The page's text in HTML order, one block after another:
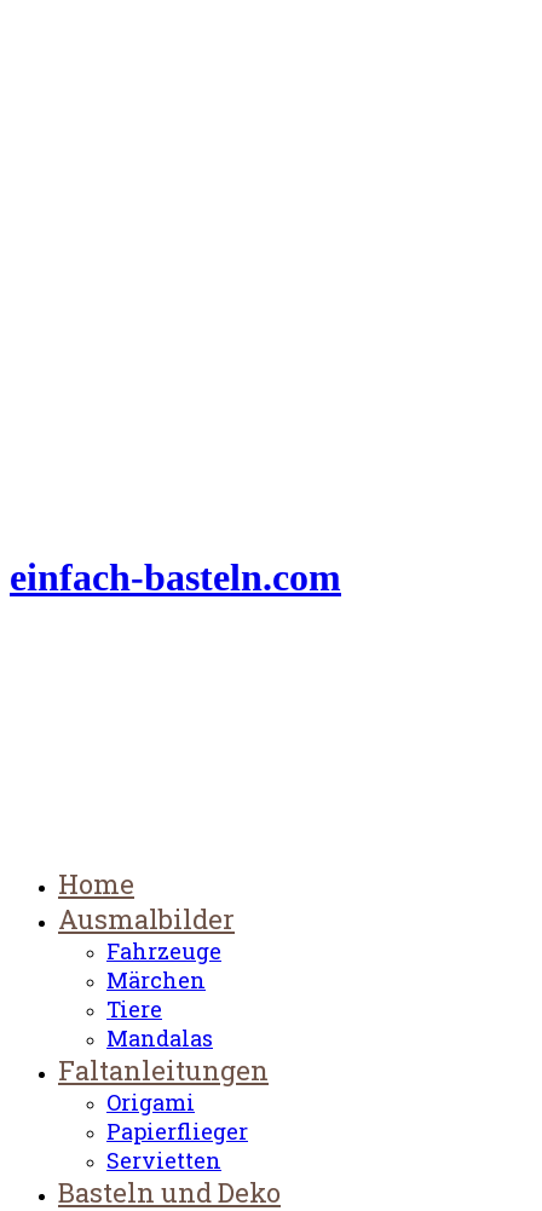
einfach-basteln.com
Home
Ausmalbilder
Fahrzeuge
Märchen
Tiere
Mandalas
Faltanleitungen
Origami
Papierflieger
Servietten
Basteln und Deko